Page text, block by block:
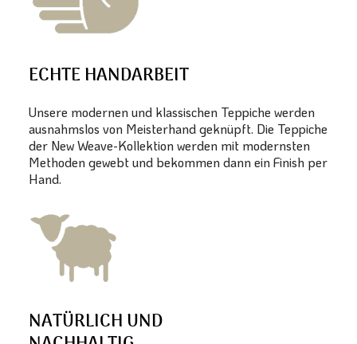
ECHTE HANDARBEIT
Unsere modernen und klassischen Teppiche werden
ausnahmslos von Meisterhand geknüpft. Die Teppiche
der New Weave-Kollektion werden mit modernsten
Methoden gewebt und bekommen dann ein Finish per
Hand.
NATÜRLICH UND